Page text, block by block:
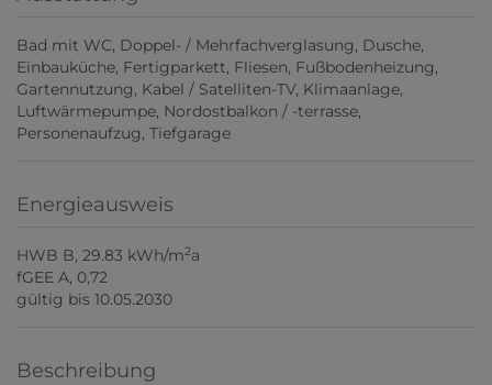
Bad mit WC Doppel- / Mehrfachverglasung Dusche
Einbauküche Fertigparkett Fliesen Fußbodenheizung
Gartennutzung Kabel / Satelliten-TV Klimaanlage
Luftwärmepumpe Nordostbalkon / -terrasse
Personenaufzug Tiefgarage
Energieausweis
HWB B, 29.83 kWh/m2a
fGEE A, 0,72
gültig bis 10.05.2030
Beschreibung